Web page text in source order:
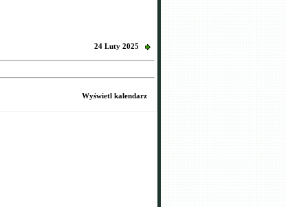
24 Luty 2025
Wyświetl kalendarz